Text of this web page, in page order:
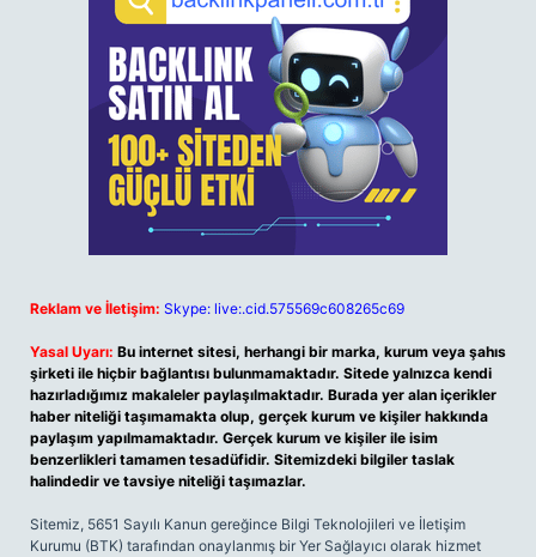
Reklam ve İletişim: Skype: live:.cid.575569c608265c69
Yasal Uyarı: Bu internet sitesi, herhangi bir marka, kurum veya şahıs
şirketi ile hiçbir bağlantısı bulunmamaktadır. Sitede yalnızca kendi
hazırladığımız makaleler paylaşılmaktadır. Burada yer alan içerikler
haber niteliği taşımamakta olup, gerçek kurum ve kişiler hakkında
paylaşım yapılmamaktadır. Gerçek kurum ve kişiler ile isim
benzerlikleri tamamen tesadüfidir. Sitemizdeki bilgiler taslak
halindedir ve tavsiye niteliği taşımazlar.
Sitemiz, 5651 Sayılı Kanun gereğince Bilgi Teknolojileri ve İletişim
Kurumu (BTK) tarafından onaylanmış bir Yer Sağlayıcı olarak hizmet